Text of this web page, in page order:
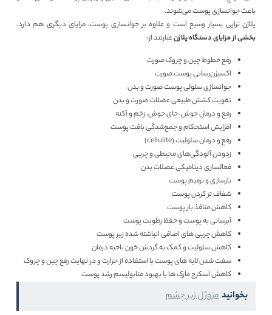
باعث جوانسازی پوست می‌شوند.
پلاژن تراپی بسیار وسیع است و علاوه بر جوانسازی پوست، مزایای دیگری هم دارد.
بخشی از مزایای دستگاه پلاژنعبارتند از:
رفع خطوط چین و چروک صورت
اکسیژن‌رسانی پوست صورت
جوانسازی سلولی پوست صورت و بدن
تقویت کشش طبیعی عضلات صورت و بدن
رفع و درمان جوش‌، جای جوش، زخم و آکنه
افزایش استحکام و جمع‌شدگی بافت پوست
رفع و درمان سلولیت (cellulite)
زدودن آلودگی‌های محیطی و چربی
فعالسازی دینامیکی عضلات بدن
بازسازی و ترمیم پوست
شفاف تر کردن پوست
کاهش منافذ باز پوست
آبرسانی به پوست و حفظ رطوبت پوست
کاهش چربی های اضافی انباشته شده زیر پوست
کاهش سلولیت و کمک به گردش خون ناحیه درمان
سفت شدن لایه های پوست با استفاده از حرارت و در نهایت رفع چین و چروک
کاهش اسکرج مارک ها با بهبود متابولیسم رشد پوست
بخوانیدمزوژل زیر چشم